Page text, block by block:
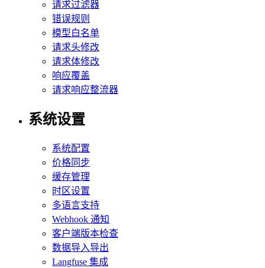
请求过滤器
错误规则
模型白名单
请求头修改
请求体修改
响应覆盖
请求响应整流器
系统设置
系统配置
价格同步
缓存管理
时区设置
多语言支持
Webhook 通知
客户端版本检查
数据导入导出
Langfuse 集成